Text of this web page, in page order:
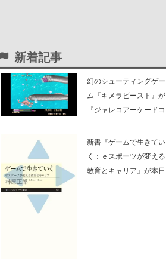
新着記事
幻のシューティングゲー
ム『キメラビースト』が
『ジャレコアーケードコ
か『P-47 ACES』『64番
街』『ベストバウトボク
シング』『ビッグラン』
新書『ゲームで生きてい
く：ｅスポーツが変える
教育とキャリア』が本日